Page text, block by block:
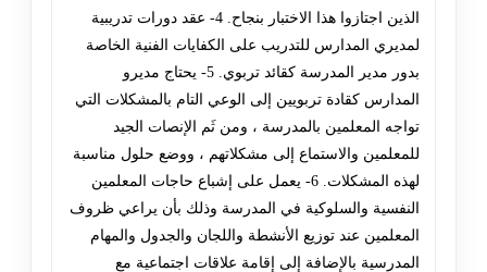
الذين اجتازوا هذا الاختبار بنجاح. 4- عقد دورات تدريبية
لمديري المدارس للتدريب على الكفايات الفنية الخاصة
بدور مدير المدرسة كقائد تربوي. 5- يحتاج مديرو
المدارس كقادة تربويين إلى الوعي التام بالمشكلات التي
تواجه المعلمين بالمدرسة ، ومن ثَم الإنصات الجيد
للمعلمين والاستماع إلى مشكلاتهم ، ووضع حلول مناسبة
لهذه المشكلات. 6- يعمل على إشباع حاجات المعلمين
النفسية والسلوكية في المدرسة وذلك بأن يراعي ظروف
المعلمين عند توزيع الأنشطة واللجان والجدول والمهام
المدرسية بالإضافة إلى إقامة علاقات اجتماعية مع